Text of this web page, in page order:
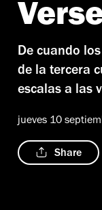
De cuando
de la tercera
escalas a las
jueves 10
Share